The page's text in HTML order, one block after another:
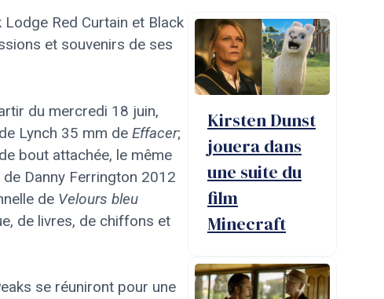
Lodge Red Curtain et Black
et souvenirs de ses
du mercredi 18 juin,
Lynch 35 mm de Effacer;
bout attachée, le même
Danny Ferrington 2012
de Velours bleu
de livres, de chiffons et
se réuniront pour une
Kirsten Dunst
jouera dans
une suite du
film
Minecraft